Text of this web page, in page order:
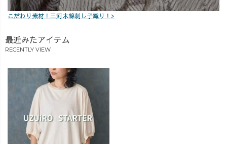
モノトーンコー
デメンズ #40代
ーデ #50代ファ
ッション #30代
#40代ファッショ
ン#uzuiro
#uzuirocode
こだわり素材！三河木綿刺し子織り！>
最近みたアイテム
RECENTLY VIEW